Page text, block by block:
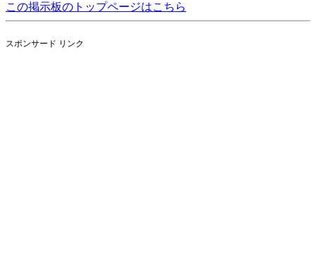
この掲示板のトップページはこちら
スポンサード リンク